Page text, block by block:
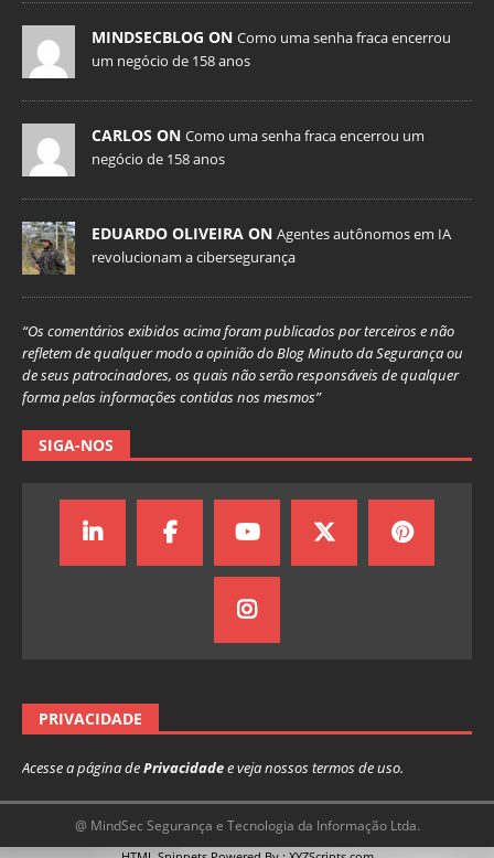
MINDSECBLOG ON Como uma senha fraca encerrou
um negócio de 158 anos
CARLOS ON Como uma senha fraca encerrou um
negócio de 158 anos
EDUARDO OLIVEIRA ON Agentes autônomos em IA
revolucionam a cibersegurança
“Os comentários exibidos acima foram publicados por terceiros e não
refletem de qualquer modo a opinião do Blog Minuto da Segurança ou
de seus patrocinadores, os quais não serão responsáveis de qualquer
forma pelas informações contidas nos mesmos”
SIGA-NOS
PRIVACIDADE
Acesse a página dePrivacidadee veja nossos termos de uso.
@ MindSec Segurança e Tecnologia da Informação Ltda.